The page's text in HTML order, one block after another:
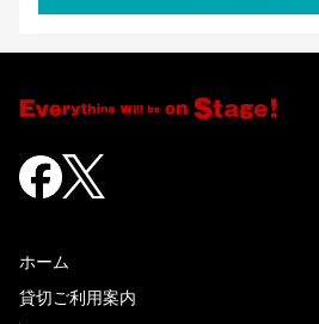
ホーム
貸切ご利用案内